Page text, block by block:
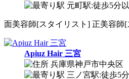
元町駅:徒歩5分
面美容師[スタイリスト] 正美容師
Apiuz Hair 三宮
兵庫県神戸市中央区
三ノ宮駅:徒歩5